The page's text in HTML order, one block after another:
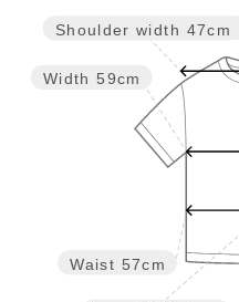
Waist 57cm
Width 59cm
Shoulder width 47cm